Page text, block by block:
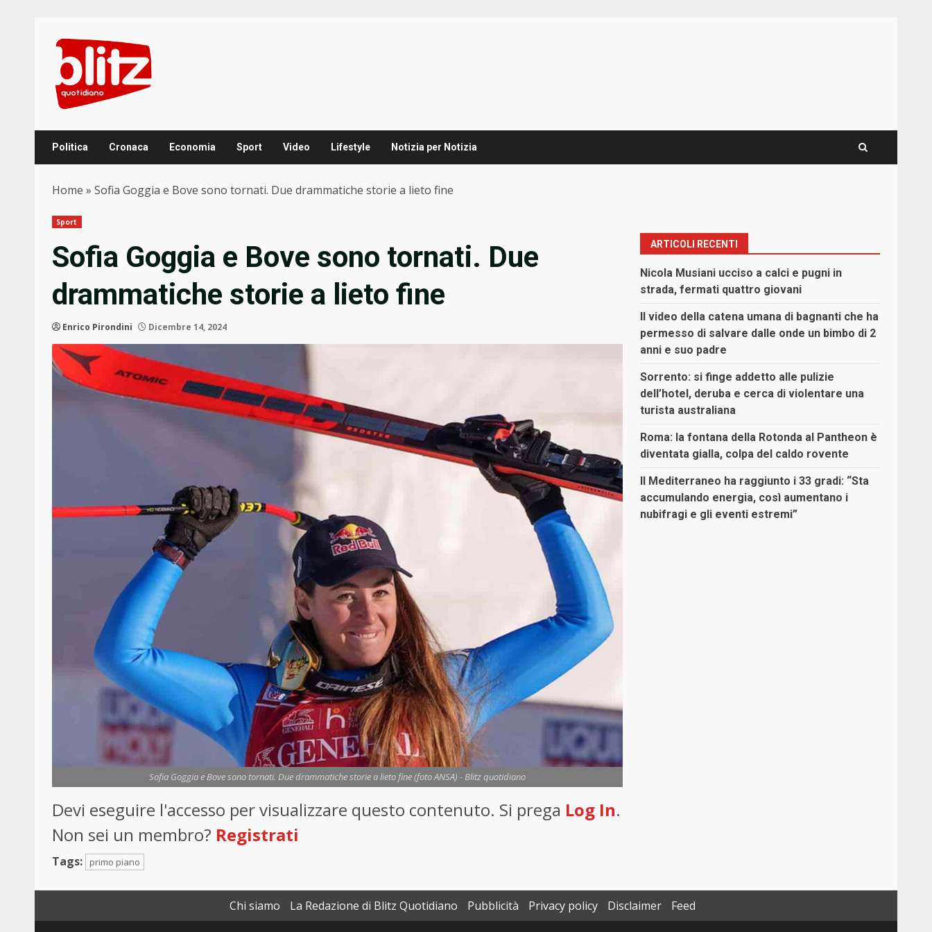
content
Politica Cronaca Economia Sport Video Lifestyle Notizia per Notizia
Home » Sofia Goggia e Bove sono tornati. Due drammatiche storie a lieto fine
Sport
Sofia Goggia e Bove sono tornati. Due
drammatiche storie a lieto fine
Enrico Pirondini Dicembre 14, 2024
Sofia Goggia e Bove sono tornati. Due drammatiche storie a lieto fine (foto ANSA) - Blitz quotidiano
Devi eseguire l'accesso per visualizzare questo contenuto. Si prega Log In.
Non sei un membro? Registrati
Tags: primo piano
ARTICOLI RECENTI
Nicola Musiani ucciso a calci e pugni in
strada, fermati quattro giovani
Il video della catena umana di bagnanti che ha
permesso di salvare dalle onde un bimbo di 2
anni e suo padre
Sorrento: si finge addetto alle pulizie
dell’hotel, deruba e cerca di violentare una
turista australiana
Roma: la fontana della Rotonda al Pantheon è
diventata gialla, colpa del caldo rovente
Il Mediterraneo ha raggiunto i 33 gradi: “Sta
accumulando energia, così aumentano i
nubifragi e gli eventi estremi”
Chi siamo La Redazione di Blitz Quotidiano Pubblicità Privacy policy Disclaimer
Feed